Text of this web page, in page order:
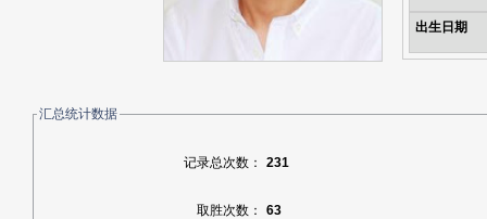
出生日期
汇总统计数据
记录总次数： 231
取胜次数： 63